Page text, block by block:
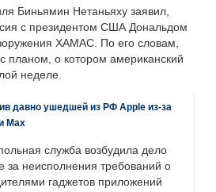
Биньямин Нетаньяху заявил,
с президентом США Дональдом
ХАМАС. По его словам,
планом, о котором американский
неделе.
давно ушедшей из РФ Apple из-за
Max
служба возбудила дело
за неисполнения требований о
гаджетов приложений